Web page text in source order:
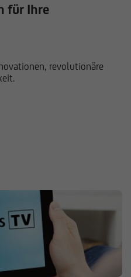
für Ihre
revolutionäre